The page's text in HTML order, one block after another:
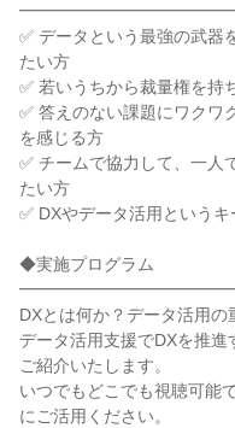
✅ データという最強の武器
たい方
✅ 若いうちから裁量権を持
✅ 答えのない課題にワクワ
を感じる方
✅ チームで協力して、一人
たい方
✅ DXやデータ活用という
◆実施プログラム
DXとは何か？データ活用の
データ活用支援でDXを推
ご紹介いたします。
いつでもどこでも視聴可能
にご活用ください。